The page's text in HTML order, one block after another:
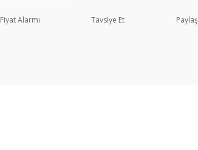
Fiyat Alarmı Tavsiye Et Paylaş